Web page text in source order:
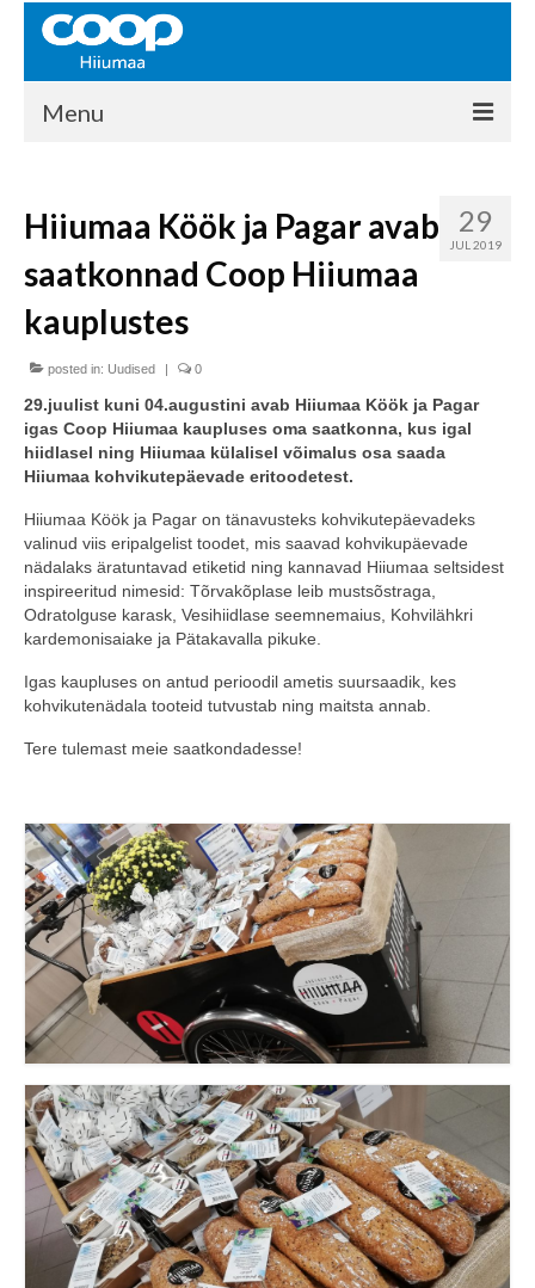
Menu
Kontakt
Liikmed
Ajalugu
KAUPLUSED
EHITUSKESKUS
KAUBAMAJA
KAMPAANIAD
COOP KLIENDIKAART
KINKEKAART
HIIUMAA KÖÖK JA PAGAR
29
JUL 2019
Hiiumaa Köök ja Pagar avab
saatkonnad Coop Hiiumaa
kauplustes
posted in: Uudised | 0
29.juulist kuni 04.augustini avab Hiiumaa Köök ja Pagar
igas Coop Hiiumaa kaupluses oma saatkonna, kus igal
hiidlasel ning Hiiumaa külalisel võimalus osa saada
Hiiumaa kohvikutepäevade eritoodetest.
Hiiumaa Köök ja Pagar on tänavusteks kohvikutepäevadeks
valinud viis eripalgelist toodet, mis saavad kohvikupäevade
nädalaks äratuntavad etiketid ning kannavad Hiiumaa seltsidest
inspireeritud nimesid: Tõrvakõplase leib mustsõstraga,
Odratolguse karask, Vesihiidlase seemnemaius, Kohvilähkri
kardemonisaiake ja Pätakavalla pikuke.
Igas kaupluses on antud perioodil ametis suursaadik, kes
kohvikutenädala tooteid tutvustab ning maitsta annab.
Tere tulemast meie saatkondadesse!